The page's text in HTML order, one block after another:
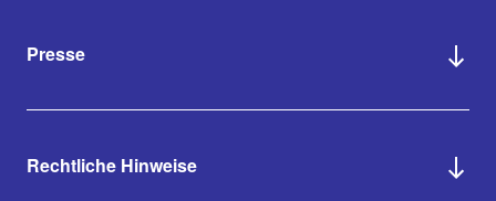
Presse
Rechtliche Hinweise